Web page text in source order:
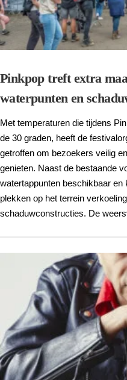
Pinkpop treft extra
waterpunten en
Met temperaturen die tijdens
de 30 graden, heeft de
getroffen om bezoekers veilig
genieten. Naast de bestaande
watertappunten beschikbaar
plekken op het terrein
schaduwconstructies. De